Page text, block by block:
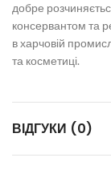
добре
консервантом та
в харчовій
та косметиці.
ВІДГУКИ (0)